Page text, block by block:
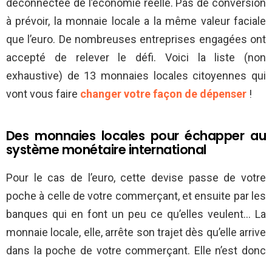
déconnectée de l’économie réelle. Pas de conversion
à prévoir, la monnaie locale a la même valeur faciale
que l’euro. De nombreuses entreprises engagées ont
accepté de relever le défi. Voici la liste (non
exhaustive) de 13 monnaies locales citoyennes qui
vont vous faire changer votre façon de dépenser !
Des monnaies locales pour échapper au
système monétaire international
Pour le cas de l’euro, cette devise passe de votre
poche à celle de votre commerçant, et ensuite par les
banques qui en font un peu ce qu’elles veulent… La
monnaie locale, elle, arrête son trajet dès qu’elle arrive
dans la poche de votre commerçant. Elle n’est donc